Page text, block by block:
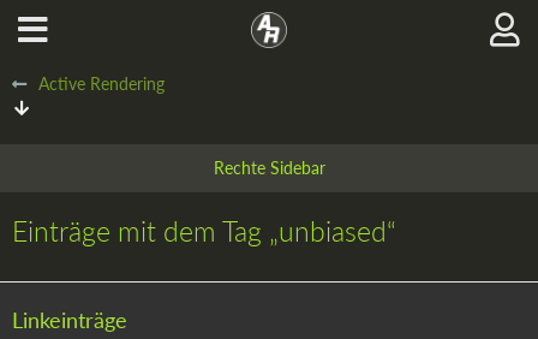
Active Rendering
Einträge mit dem Tag „unbiased“
Linkeinträge